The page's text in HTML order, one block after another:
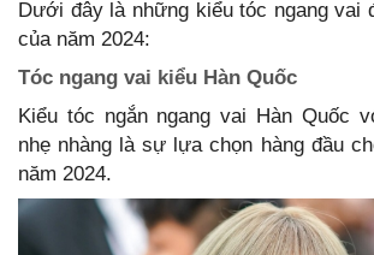
Dưới đây là những kiểu tóc ngang vai
của năm 2024:
Tóc ngang vai kiểu Hàn Quốc
Kiểu tóc ngắn ngang vai Hàn Quốc
nhẹ nhàng là sự lựa chọn hàng đầu
năm 2024.